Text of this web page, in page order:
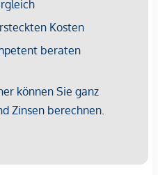
dem Vermittler und
familiäres oder
INFINA Credit Broker